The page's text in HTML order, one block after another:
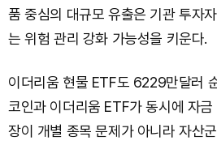
품 중심의 대규모 유출은 기관 투자
는 위험 관리 강화 가능성을 키운다.
이더리움 현물 ETF도 6229만달러
코인과 이더리움 ETF가 동시에 자금
장이 개별 종목 문제가 아니라 자산